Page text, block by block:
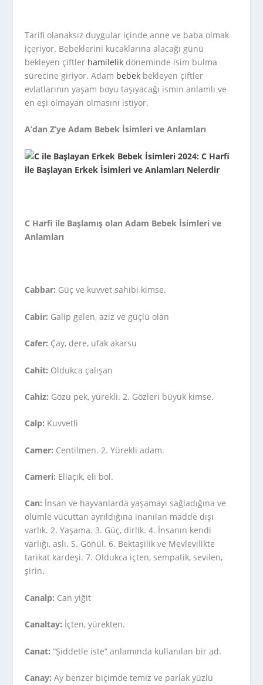
Tarifi olanaksız duygular içinde anne ve baba olmak
içeriyor. Bebeklerini kucaklarına alacağı günü
bekleyen çiftler hamilelik döneminde isim bulma
sürecine giriyor. Adam bebek bekleyen çiftler
evlatlarının yaşam boyu taşıyacağı ismin anlamlı ve
en eşi olmayan olmasını istiyor.
A’dan Z’ye Adam Bebek İsimleri ve Anlamları
C Harfi ile Başlamış olan Adam Bebek İsimlerive
Anlamları
Cabbar: Güç ve kuvvet sahibi kimse.
Cabir: Galip gelen, aziz ve güçlü olan
Cafer: Çay, dere, ufak akarsu
Cahit: Oldukca çalışan
Cahiz: Gözü pek, yürekli. 2. Gözleri büyük kimse.
Calp: Kuvvetli
Camer: Centilmen. 2. Yürekli adam.
Cameri: Eliaçık, eli bol.
Can: İnsan ve hayvanlarda yaşamayı sağladığına ve
ölümle vücuttan ayrıldığına inanılan madde dışı
varlık. 2. Yaşama. 3. Güç, dirlik. 4. İnsanın kendi
varlığı, aslı. S. Gönül. 6. Bektaşilik ve Mevlevilikte
tarikat kardeşi. 7. Oldukca içten, sempatik, sevilen,
şirin.
Canalp: Can yiğit
Canaltay: İçten, yürekten.
Canat: “Şiddetle iste” anlamında kullanılan bir ad.
Canay: Ay benzer biçimde temiz ve parlak yüzlü